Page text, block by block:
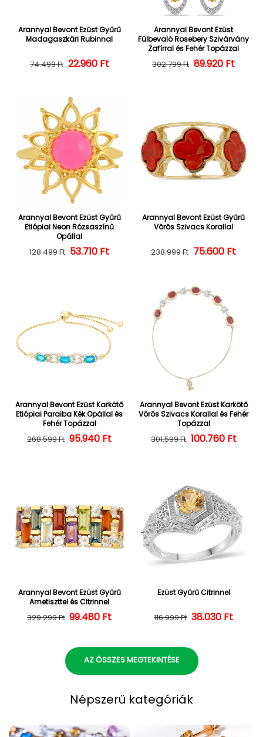
Arannyal Bevont Ezüst Gyűrű
Madagaszkári Rubinnal
Normál ár
74.499 Ft Kedvezményes ár
22.960 Ft
Arannyal Bevont Ezüst
Fülbevaló Rosebery Szivárvány
Zafírral és Fehér Topázzal
Normál ár
302.799 Ft 89.920 Ft
Arannyal Bevont Ezüst Gyűrű
Etiópiai Neon Rózsaszínű
Opállal
Normál ár
128.499 Ft Kedvezményes ár
53.710 Ft
Arannyal Bevont Ezüst Gyűrű
Vörös Szivacs Korallal
Normál ár
238.999 Ft 75.600 Ft
Arannyal Bevont Ezüst Karkötő
Etiópiai Paraiba Kék Opállal és
Fehér Topázzal
Normál ár
268.599 Ft Kedvezményes ár
95.940 Ft
Arannyal Bevont Ezüst Karkötő
Vörös Szivacs Korallal és Fehér
Topázzal
Normál ár
301.599 Ft 100.760 Ft
Arannyal Bevont Ezüst Gyűrű
Ametiszttel és Citrinnel
Normál ár
329.299 Ft Kedvezményes ár
99.480 Ft
Ezüst Gyűrű Citrinnel
Normál ár
116.999 Ft 38.030 Ft
AZ ÖSSZES MEGTEKINTÉSE
Népszerű kategóriák